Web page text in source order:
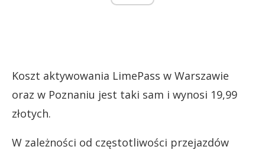
Koszt aktywowania LimePass w Warszawie
oraz w Poznaniu jest taki sam i wynosi 19,99
złotych.
W zależności od częstotliwości przejazdów